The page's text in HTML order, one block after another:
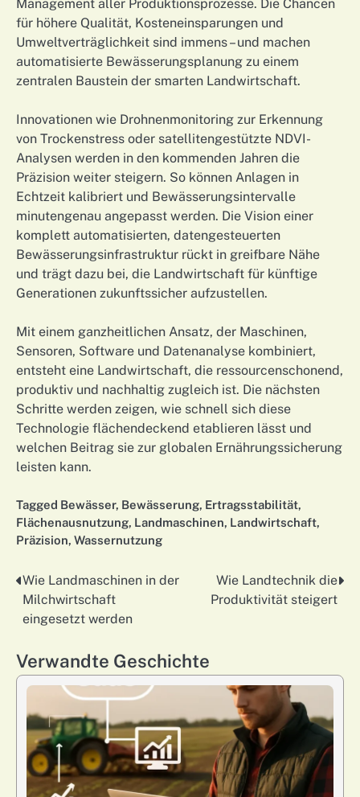
Management aller Produktionsprozesse. Die Chancen
für höhere Qualität, Kosteneinsparungen und
Umweltverträglichkeit sind immens – und machen
automatisierte Bewässerungsplanung zu einem
zentralen Baustein der smarten Landwirtschaft.
Innovationen wie Drohnenmonitoring zur Erkennung
von Trockenstress oder satellitengestützte NDVI-
Analysen werden in den kommenden Jahren die
Präzision weiter steigern. So können Anlagen in
Echtzeit kalibriert und Bewässerungsintervalle
minutengenau angepasst werden. Die Vision einer
komplett automatisierten, datengesteuerten
Bewässerungsinfrastruktur rückt in greifbare Nähe
und trägt dazu bei, die Landwirtschaft für künftige
Generationen zukunftssicher aufzustellen.
Mit einem ganzheitlichen Ansatz, der Maschinen,
Sensoren, Software und Datenanalyse kombiniert,
entsteht eine Landwirtschaft, die ressourcenschonend,
produktiv und nachhaltig zugleich ist. Die nächsten
Schritte werden zeigen, wie schnell sich diese
Technologie flächendeckend etablieren lässt und
welchen Beitrag sie zur globalen Ernährungssicherung
leisten kann.
Tagged Bewässer, Bewässerung, Ertragsstabilität,
Flächenausnutzung, Landmaschinen, Landwirtschaft,
Präzision, Wassernutzung
Nawigacja
wpisu
Wie Landmaschinen in der
Milchwirtschaft
eingesetzt werden
Wie Landtechnik die
Produktivität steigert
Verwandte Geschichte